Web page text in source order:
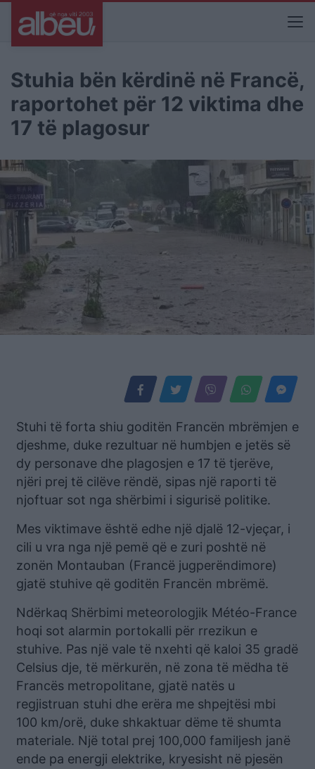
Stuhia bën kërdinë në Francë,
raportohet për 12 viktima dhe
17 të plagosur
Stuhi të forta shiu goditën Francën mbrëmjen e
djeshme, duke rezultuar në humbjen e jetës së
dy personave dhe plagosjen e 17 të tjerëve,
njëri prej të cilëve rëndë, sipas një raporti të
njoftuar sot nga shërbimi i sigurisë politike.
Mes viktimave është edhe një djalë 12-vjeçar, i
cili u vra nga një pemë që e zuri poshtë në
zonën Montauban (Francë jugperëndimore)
gjatë stuhive që goditën Francën mbrëmë.
Ndërkaq Shërbimi meteorologjik Météo-France
hoqi sot alarmin portokalli për rrezikun e
stuhive. Pas një vale të nxehti që kaloi 35 gradë
Celsius dje, të mërkurën, në zona të mëdha të
Francës metropolitane, gjatë natës u
regjistruan stuhi dhe erëra me shpejtësi mbi
100 km/orë, duke shkaktuar dëme të shumta
materiale. Një total prej 100,000 familjesh janë
ende pa energji elektrike, kryesisht në pjesën